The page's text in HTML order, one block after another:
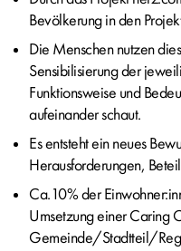
Bevölkerung in den
Die Menschen nutzen
Sensibilisierung der
Funktionsweise und
aufeinander schaut.
Es entsteht ein neues
Herausforderungen,
Ca.10% der
Umsetzung einerCaring
Gemeinde/Stadtteil/